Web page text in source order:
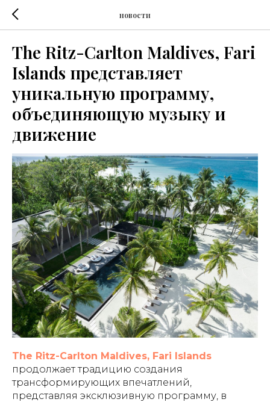
новости
The Ritz-Carlton Maldives, Fari
Islands представляет
уникальную программу,
объединяющую музыку и
движение
The Ritz-Carlton Maldives, Fari Islands
продолжает традицию создания
трансформирующих впечатлений,
представляя эксклюзивную программу, в